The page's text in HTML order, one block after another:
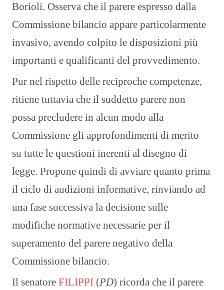
Borioli. Osserva che il parere espresso dalla
Commissione bilancio appare particolarmente
invasivo, avendo colpito le disposizioni più
importanti e qualificanti del provvedimento.
Pur nel rispetto delle reciproche competenze,
ritiene tuttavia che il suddetto parere non
possa precludere in alcun modo alla
Commissione gli approfondimenti di merito
su tutte le questioni inerenti al disegno di
legge. Propone quindi di avviare quanto prima
il ciclo di audizioni informative, rinviando ad
una fase successiva la decisione sulle
modifiche normative necessarie per il
superamento del parere negativo della
Commissione bilancio.
Il senatore FILIPPI (PD) ricorda che il parere